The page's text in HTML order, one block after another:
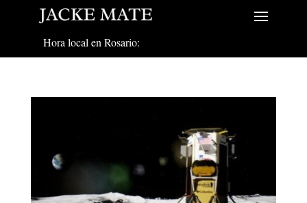
Hora local en Rosario: